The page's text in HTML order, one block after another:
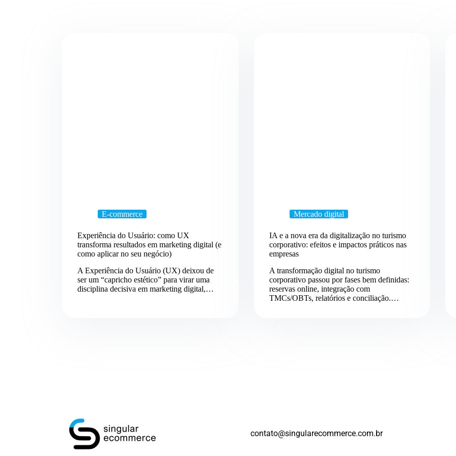
E-commerce
Experiência do Usuário: como UX
transforma resultados em marketing digital (e
como aplicar no seu negócio)
A Experiência do Usuário (UX) deixou de
ser um “capricho estético” para virar uma
disciplina decisiva em marketing digital,…
Mercado digital
IA e a nova era da digitalização no turismo
corporativo: efeitos e impactos práticos nas
empresas
A transformação digital no turismo
corporativo passou por fases bem definidas:
reservas online, integração com
TMCs/OBTs, relatórios e conciliação.…
contato@singularecommerce.com.br